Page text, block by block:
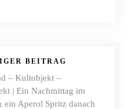
BEITRAG
– Kultobjekt –
| Ein Nachmittag im
ein Aperol Spritz danach